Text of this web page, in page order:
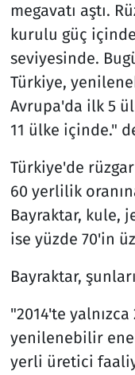
megavatı aştı.
kurulu güç
seviyesinde.
Türkiye,
Avrupa'da ilk 5
11 ülke içinde."
Türkiye'de
60 yerlilik
Bayraktar, kule,
ise yüzde 70'in
Bayraktar,
"2014'te
yenilenebilir
yerli üretici